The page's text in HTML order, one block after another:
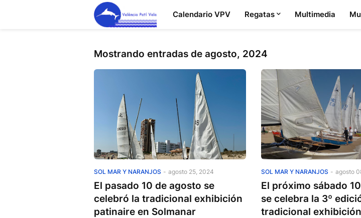
Calendario VPV Regatas Multimedia
Mostrando entradas de agosto, 2024
SOL MAR Y NARANJOS - agosto 25, 2024
El pasado 10 de agosto se
celebró la tradicional exhibición
patinaire en Solmanar
SOL MAR Y NARANJOS - agosto
El próximo sábado
se celebra la 3º
tradicional